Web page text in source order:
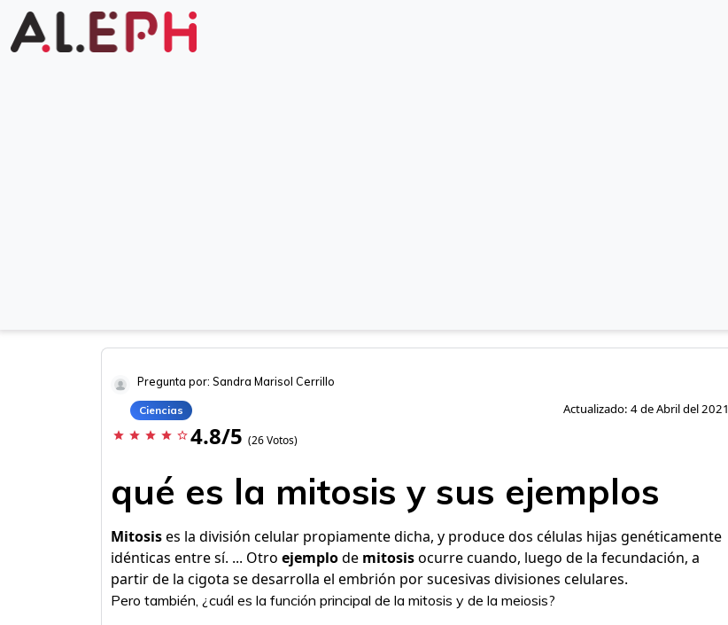
Pregunta por: Sandra Marisol Cerrillo
Ciencias Actualizado: 4 de Abril del 2021
star star star star star_border 4.8/5 (26 Votos)
qué es la mitosis y sus ejemplos
Mitosises la división celular propiamente dicha, y produce dos células hijas genéticamente
idénticas entre sí. ... Otro ejemplode mitosisocurre cuando, luego de la fecundación, a
partir de la cigota se desarrolla el embrión por sucesivas divisiones celulares.
Pero también, ¿cuál es la función principal de la mitosis y de la meiosis?